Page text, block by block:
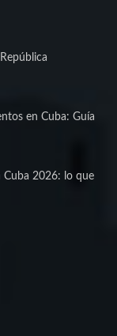
en Cuba: Guía
Cuba 2026: lo que